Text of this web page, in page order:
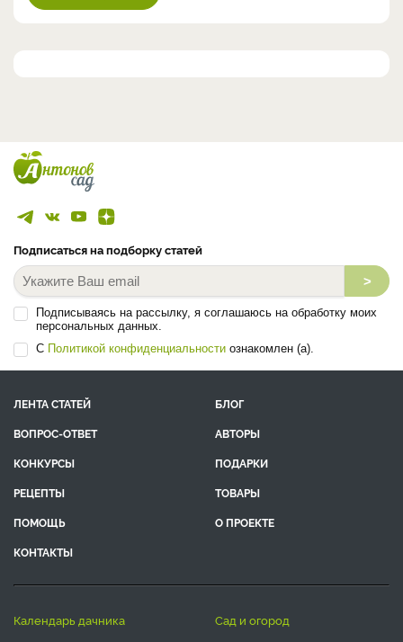
Подписаться на подборку статей
>
Подписываясь на рассылку, я соглашаюсь на обработку моих
персональных данных.
С Политикой конфиденциальности ознакомлен (а).
ЛЕНТА СТАТЕЙ
БЛОГ
ВОПРОС-ОТВЕТ
АВТОРЫ
КОНКУРСЫ
ПОДАРКИ
РЕЦЕПТЫ
ТОВАРЫ
ПОМОЩЬ
О ПРОЕКТЕ
КОНТАКТЫ
календарь дачника
сад и огород